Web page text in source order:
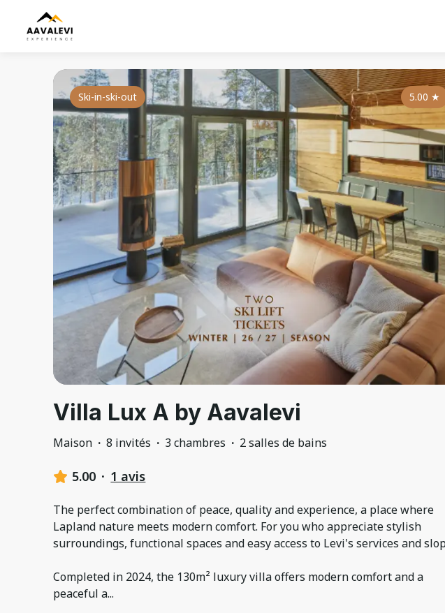
5.00 ★
Ski-in-ski-out
Villa Lux A by Aavalevi
Maison · 8 invités · 3 chambres · 2 salles de bains
5.00 · 1 avis
The perfect combination of peace, quality and experience, a place where
Lapland nature meets modern comfort. For you who appreciate stylish
surroundings, functional spaces and easy access to Levi's services and
Completed in 2024, the 130m² luxury villa offers modern comfort and a
peaceful a...